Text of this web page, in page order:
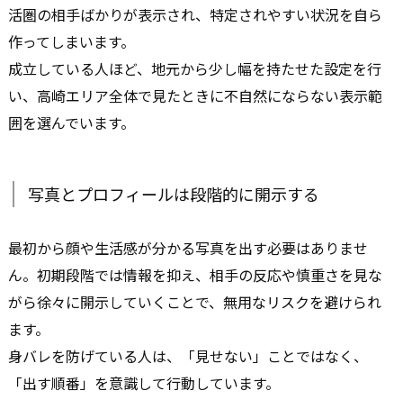
活圏の相手ばかりが表示され、特定されやすい状況を自ら
作ってしまいます。
成立している人ほど、地元から少し幅を持たせた設定を行
い、高崎エリア全体で見たときに不自然にならない表示範
囲を選んでいます。
写真とプロフィールは段階的に開示する
最初から顔や生活感が分かる写真を出す必要はありませ
ん。初期段階では情報を抑え、相手の反応や慎重さを見な
がら徐々に開示していくことで、無用なリスクを避けられ
ます。
身バレを防げている人は、「見せない」ことではなく、
「出す順番」を意識して行動しています。